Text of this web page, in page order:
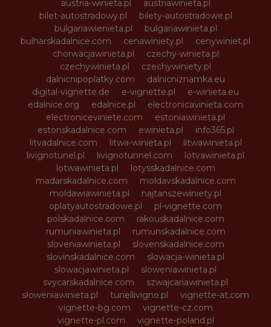
austria-winieta.pl
austriawinieta.pl
bilet-autostradowy.pl
bilety-autostradowe.pl
bulgariawienieta.pl
bulgariawinieta.pl
bulharskadalnice.com
cenawiniety.pl
cenywiniet.pl
chorwacjawinieta.pl
czechy-winieta.pl
czechywinieta.pl
czechywiniety.pl
dalnicnipoplatky.com
dalnicniznamka.eu
digital-vignette.de
e-vignette.pl
e-winieta.eu
edalnice.org
edalnice.pl
electronicavinieta.com
electroniceviniete.com
estoniawinieta.pl
estonskadalnice.com
ewinieta.pl
info365.pl
litvadalnice.com
litwa-winieta.pl
litwawinieta.pl
livignotunel.pl
livignotunnel.com
lotvawinieta.pl
lotwawinieta.pl
lotysskadalnice.com
madarskadalnice.com
moldavskadalnice.com
moldawiawinieta.pl
najtanszewiniety.pl
oplatyautostradowe.pl
pl-vignette.com
polskadalnice.com
rakouskadalnice.com
rumuniawinieta.pl
rumunskadalnice.com
sloveniawinieta.pl
slovenskadalnice.com
slovinskadalnice.com
slowacja-winieta.pl
slowacjawinieta.pl
sloweniawinieta.pl
svycarskadalnice.com
szwajcariawinieta.pl
słoweniawinieta.pl
tunellivigno.pl
vignette-at.com
vignette-bg.com
vignette-cz.com
vignette-pl.com
vignette-poland.pl